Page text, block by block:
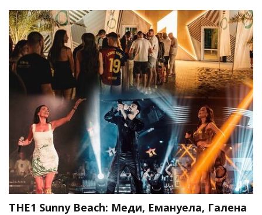
THE1 Sunny Beach: Меди, Емануела, Галена